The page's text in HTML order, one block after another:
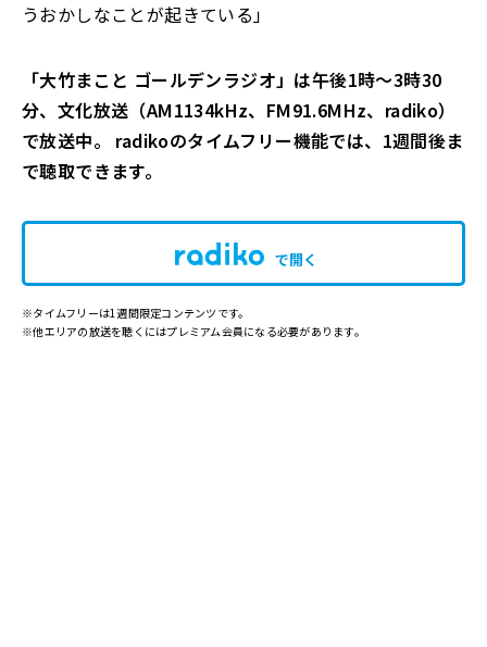
うおかしなことが起きている」
「大竹まこと ゴールデンラジオ」は午後1時～3時30
分、文化放送（AM1134kHz、FM91.6MHz、radiko）
で放送中。 radikoのタイムフリー機能では、1週間後ま
で聴取できます。
で開く
※タイムフリーは1週間限定コンテンツです。
※他エリアの放送を聴くにはプレミアム会員になる必要があります。